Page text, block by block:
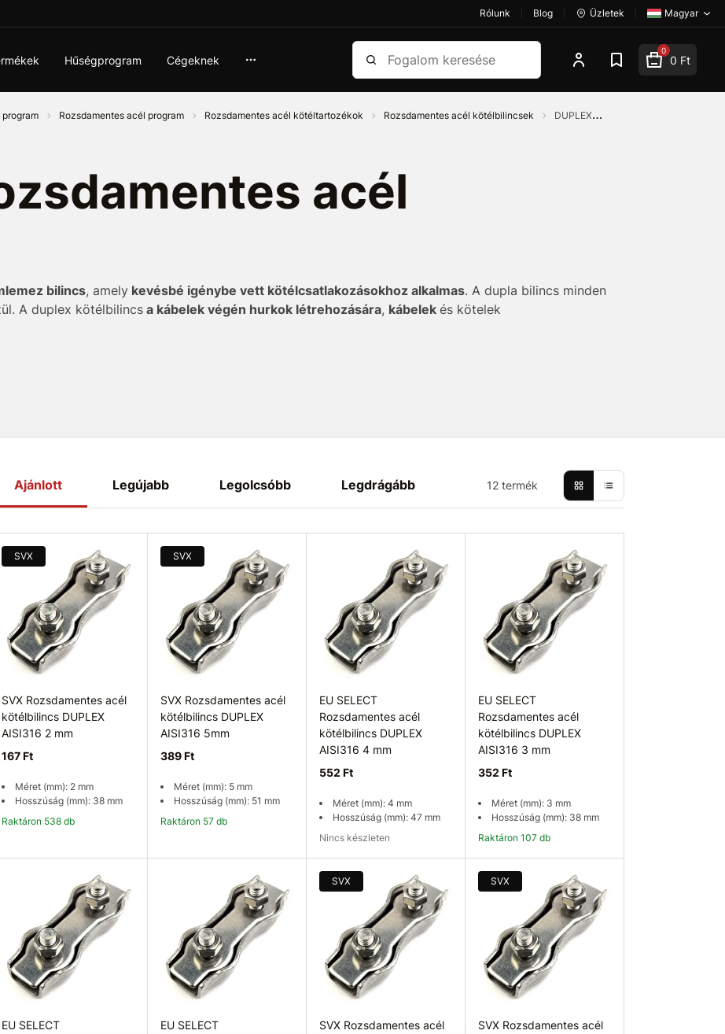
Rólunk Blog Üzletek Magyar
Hűségprogram Cégeknek
Keresés 0
0 Ft
Rozsdamentes acél program Rozsdamentes acél kötéltartozékok Rozsdamentes acél kötélbilincsek
DUPLEX
acél
bilincs, amely kevésbé igénybe vett kötélcsatlakozásokhoz alkalmas. A dupla bilincs minden
A duplex kötélbilincsa kábelek végén hurkok létrehozására, kábelek és kötelek
Ajánlott Legújabb Legolcsóbb Legdrágább 12 termék
SVX
SVX Rozsdamentes acél
kötélbilincs DUPLEX
AISI316 2 mm
167 Ft
Méret (mm): 2 mm
Hosszúság (mm): 38 mm
Raktáron 538 db
SVX
SVX Rozsdamentes acél
kötélbilincs DUPLEX
AISI316 5mm
389 Ft
Méret (mm): 5 mm
Hosszúság (mm): 51 mm
Raktáron 57 db
EU SELECT
Rozsdamentes acél
kötélbilincs DUPLEX
AISI316 4 mm
552 Ft
Méret (mm): 4 mm
Hosszúság (mm): 47 mm
Nincs készleten
Elérhetőség ellenőrzése
EU SELECT
Rozsdamentes acél
kötélbilincs DUPLEX
AISI316 3 mm
352 Ft
Méret (mm): 3 mm
Hosszúság (mm): 38 mm
Raktáron 107 db
EU SELECT
EU SELECT
SVX
SVX Rozsdamentes acél
SVX
SVX Rozsdamentes acél